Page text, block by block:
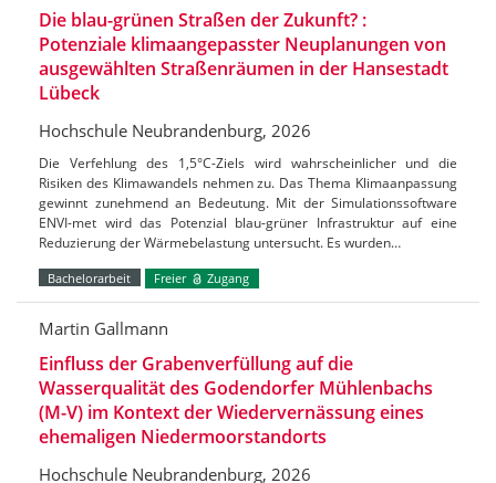
Die blau-grünen Straßen der Zukunft? :
Potenziale klimaangepasster Neuplanungen von
ausgewählten Straßenräumen in der Hansestadt
Lübeck
Hochschule Neubrandenburg, 2026
Die Verfehlung des 1,5°C-Ziels wird wahrscheinlicher und die
Risiken des Klimawandels nehmen zu. Das Thema Klimaanpassung
gewinnt zunehmend an Bedeutung. Mit der Simulationssoftware
ENVI-met wird das Potenzial blau-grüner Infrastruktur auf eine
Reduzierung der Wärmebelastung untersucht. Es wurden…
Bachelorarbeit Freier Zugang
Martin Gallmann
Einfluss der Grabenverfüllung auf die
Wasserqualität des Godendorfer Mühlenbachs
(M-V) im Kontext der Wiedervernässung eines
ehemaligen Niedermoorstandorts
Hochschule Neubrandenburg, 2026